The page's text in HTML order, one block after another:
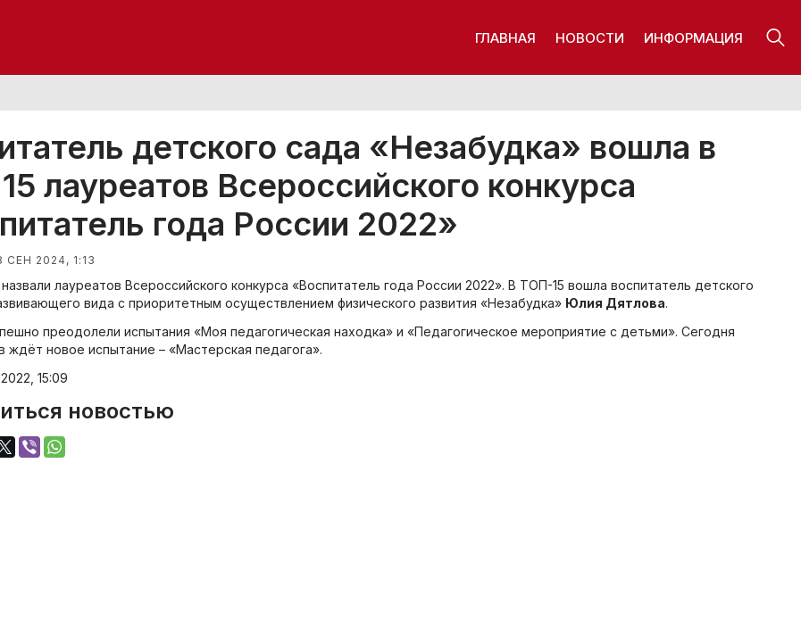
ГЛАВНАЯ НОВОСТИ ИНФОРМАЦИЯ
детского сада «Незабудка» вошла в
лауреатов Всероссийского конкурса
года России 2022»
СЕН 2024, 1:13
лауреатов Всероссийского конкурса «Воспитатель года России 2022». В ТОП-15 вошла воспитатель детского
вида с приоритетным осуществлением физического развития «Незабудка» Юлия Дятлова.
преодолели испытания «Моя педагогическая находка» и «Педагогическое мероприятие с детьми». Сегодня
ждёт новое испытание – «Мастерская педагога».
15:09
новостью